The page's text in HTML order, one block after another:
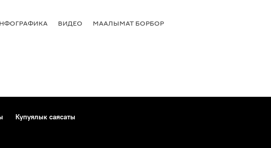
ВИДЕО МААЛЫМАТ БОРБОР
Купуялык саясаты